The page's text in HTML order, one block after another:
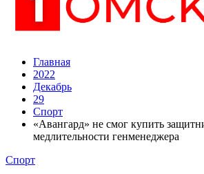
Главная
2022
Декабрь
29
Спорт
«Авангард» не смог купить
медлительности генменеджера
Спорт